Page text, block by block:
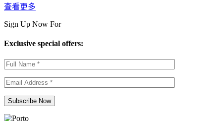
查看更多
Sign Up Now For
Exclusive special offers: